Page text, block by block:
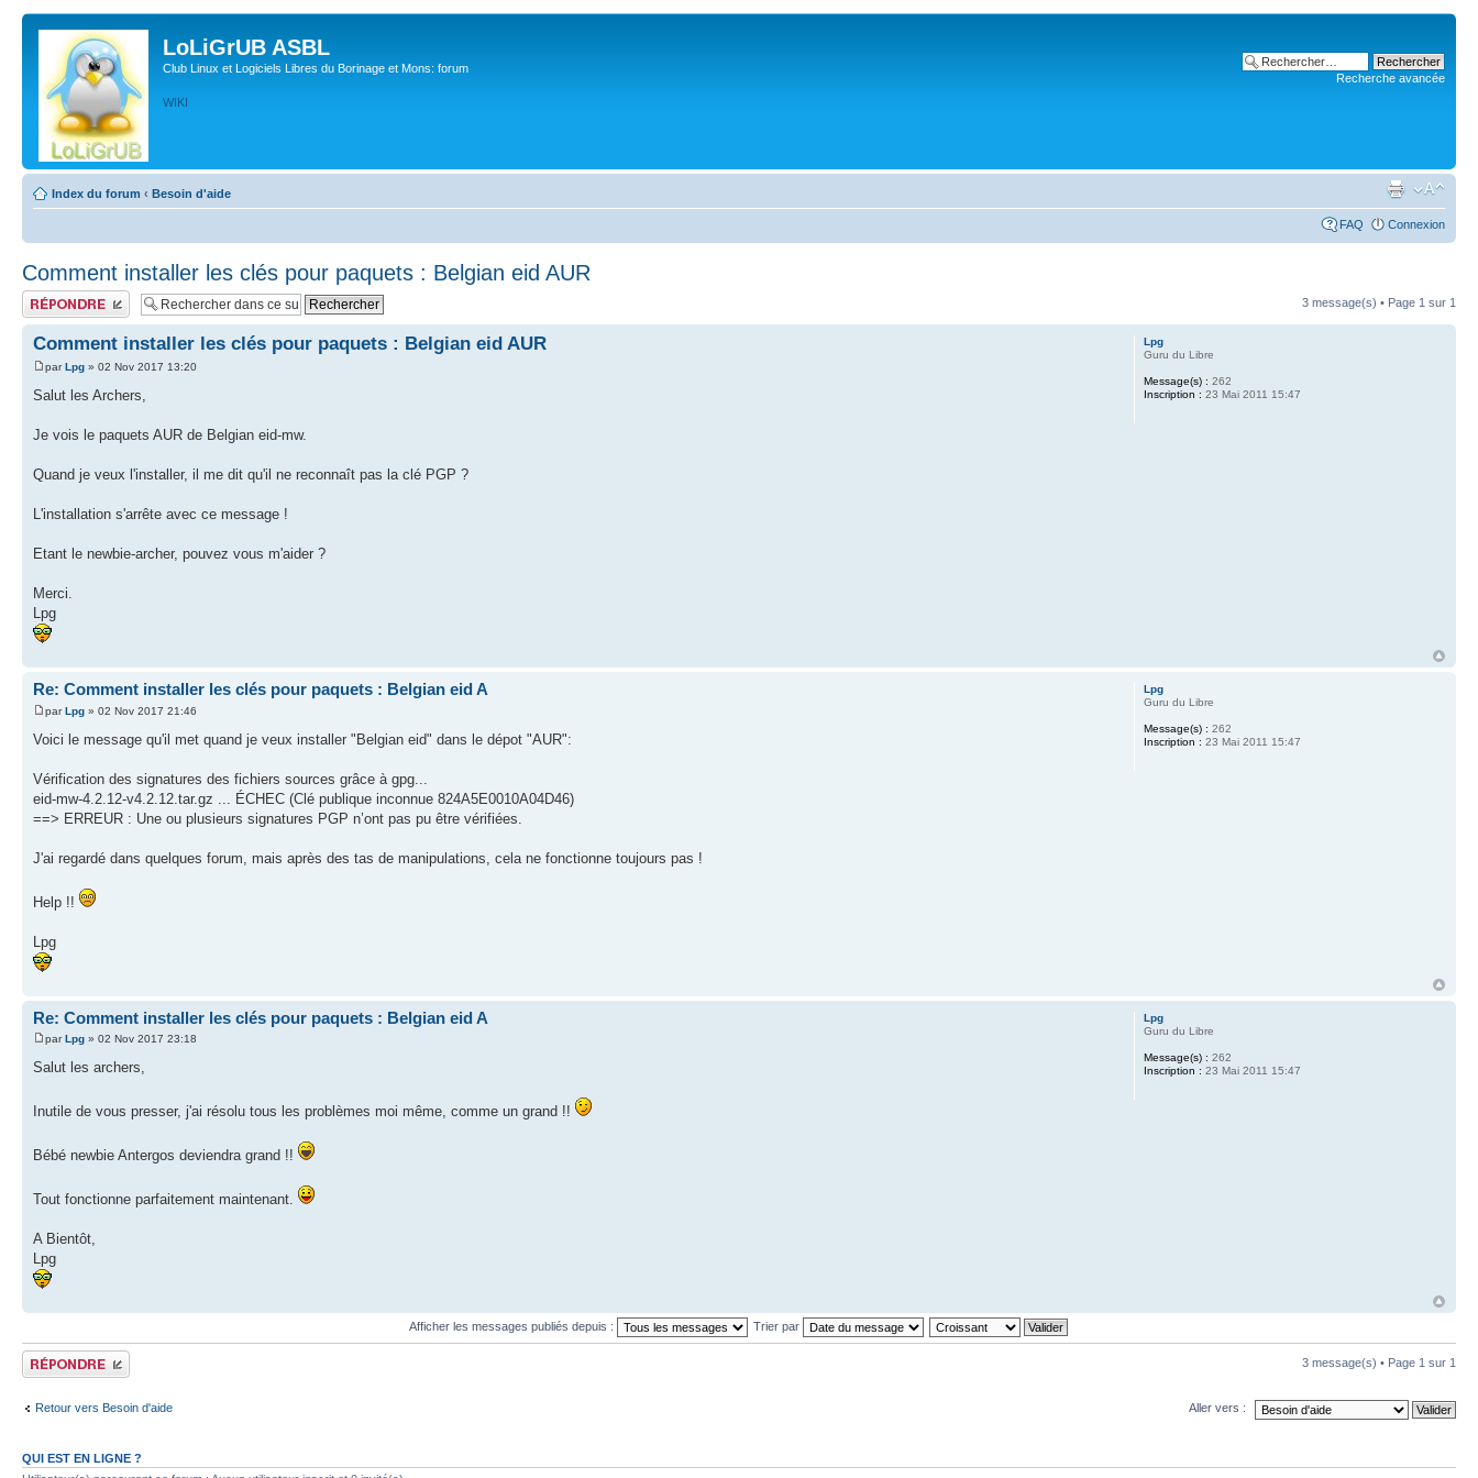
LoLiGrUB ASBL
Club Linux et Logiciels Libres du Borinage et Mons: forum
WIKI
Recherche avancée
Index du forum ‹ Besoin d'aide
FAQ Connexion
Comment installer les clés pour paquets : Belgian eid AUR
Publier une réponse 3 message(s) • Page 1 sur 1
Comment installer les clés pour paquets : Belgian eid AUR
parLpg » 02 Nov 2017 13:20
Salut les Archers,
Je vois le paquets AUR de Belgian eid-mw.
Quand je veux l'installer, il me dit qu'il ne reconnaît pas la clé PGP ?
L'installation s'arrête avec ce message !
Etant le newbie-archer, pouvez vous m'aider ?
Merci.
Lpg
Lpg
Guru du Libre
Message(s) : 262
Inscription : 23 Mai 2011 15:47
Re: Comment installer les clés pour paquets : Belgian eid A
parLpg » 02 Nov 2017 21:46
Voici le message qu'il met quand je veux installer "Belgian eid" dans le dépot "AUR":
Vérification des signatures des fichiers sources grâce à gpg...
eid-mw-4.2.12-v4.2.12.tar.gz ... ÉCHEC (Clé publique inconnue 824A5E0010A04D46)
==> ERREUR : Une ou plusieurs signatures PGP n’ont pas pu être vérifiées.
J'ai regardé dans quelques forum, mais après des tas de manipulations, cela ne fonctionne toujours pas !
Help !!
Lpg
Lpg
Guru du Libre
Message(s) : 262
Inscription : 23 Mai 2011 15:47
Re: Comment installer les clés pour paquets : Belgian eid A
parLpg » 02 Nov 2017 23:18
Salut les archers,
Inutile de vous presser, j'ai résolu tous les problèmes moi même, comme un grand !!
Bébé newbie Antergos deviendra grand !!
Tout fonctionne parfaitement maintenant.
A Bientôt,
Lpg
Lpg
Guru du Libre
Message(s) : 262
Inscription : 23 Mai 2011 15:47
Afficher les messages publiés depuis : Trier par
Publier une réponse 3 message(s) • Page 1 sur 1
Retour vers Besoin d'aide Aller vers :
QUI EST EN LIGNE ?